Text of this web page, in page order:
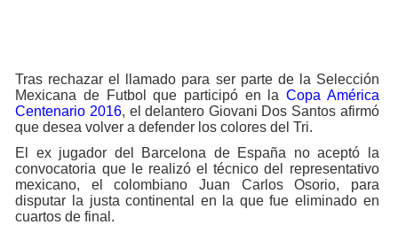
Tras rechazar el llamado para ser parte de la Selección
Mexicana de Futbol que participó en la Copa América
Centenario 2016, el delantero Giovani Dos Santos afirmó
que desea volver a defender los colores del Tri.
El ex jugador del Barcelona de España no aceptó la
convocatoria que le realizó el técnico del representativo
mexicano, el colombiano Juan Carlos Osorio, para
disputar la justa continental en la que fue eliminado en
cuartos de final.